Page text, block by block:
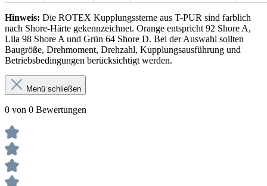
Hinweis: Die ROTEX Kupplungssterne aus T-PUR sind farblich
nach Shore-Härte gekennzeichnet. Orange entspricht 92 Shore A,
Lila 98 Shore A und Grün 64 Shore D. Bei der Auswahl sollten
Baugröße, Drehmoment, Drehzahl, Kupplungsausführung und
Betriebsbedingungen berücksichtigt werden.
Menü schließen
0 von 0 Bewertungen